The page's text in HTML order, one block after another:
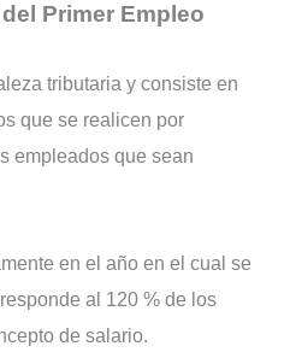
Primer Empleo
tributaria y consiste en
que se realicen por
empleados que sean
en el año en el cual se
al 120 % de los
de salario.